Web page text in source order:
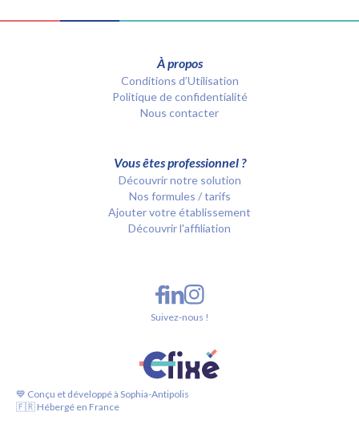
À propos
Conditions d’Utilisation
Politique de confidentialité
Nous contacter
Vous êtes professionnel ?
Découvrir notre solution
Nos formules / tarifs
Ajouter votre établissement
Découvrir l'affiliation
💙 Conçu et développé à Sophia-Antipolis
🇫🇷 Hébergé en France
Suivez-nous !